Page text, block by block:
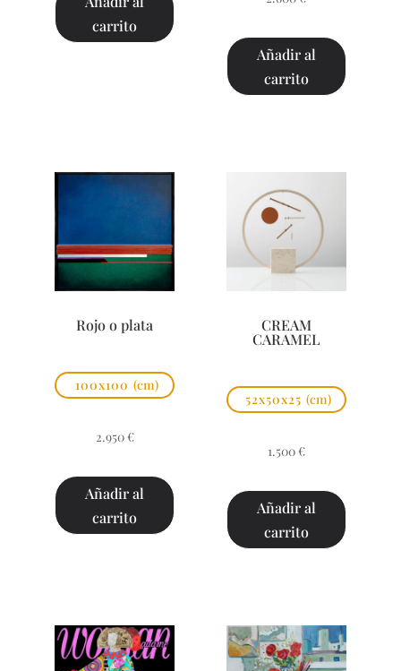
carrito
Añadir al
carrito
Rojo o plata
100x100 (cm)
2.950 €
Añadir al
carrito
CREAM
CARAMEL
52x50x25 (cm)
1.500 €
Añadir al
carrito